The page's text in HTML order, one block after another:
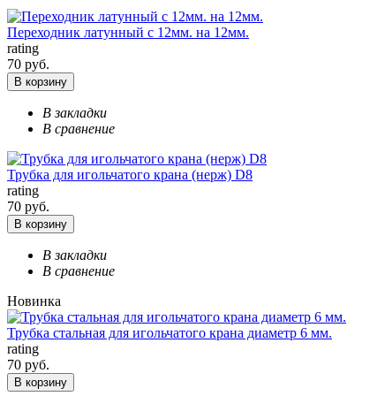
Переходник латунный с 12мм. на 12мм.
rating
70 руб.
В корзину
В закладки
В сравнение
Трубка для игольчатого крана (нерж) D8
rating
70 руб.
В корзину
В закладки
В сравнение
Новинка
Трубка стальная для игольчатого крана диаметр 6 мм.
rating
70 руб.
В корзину